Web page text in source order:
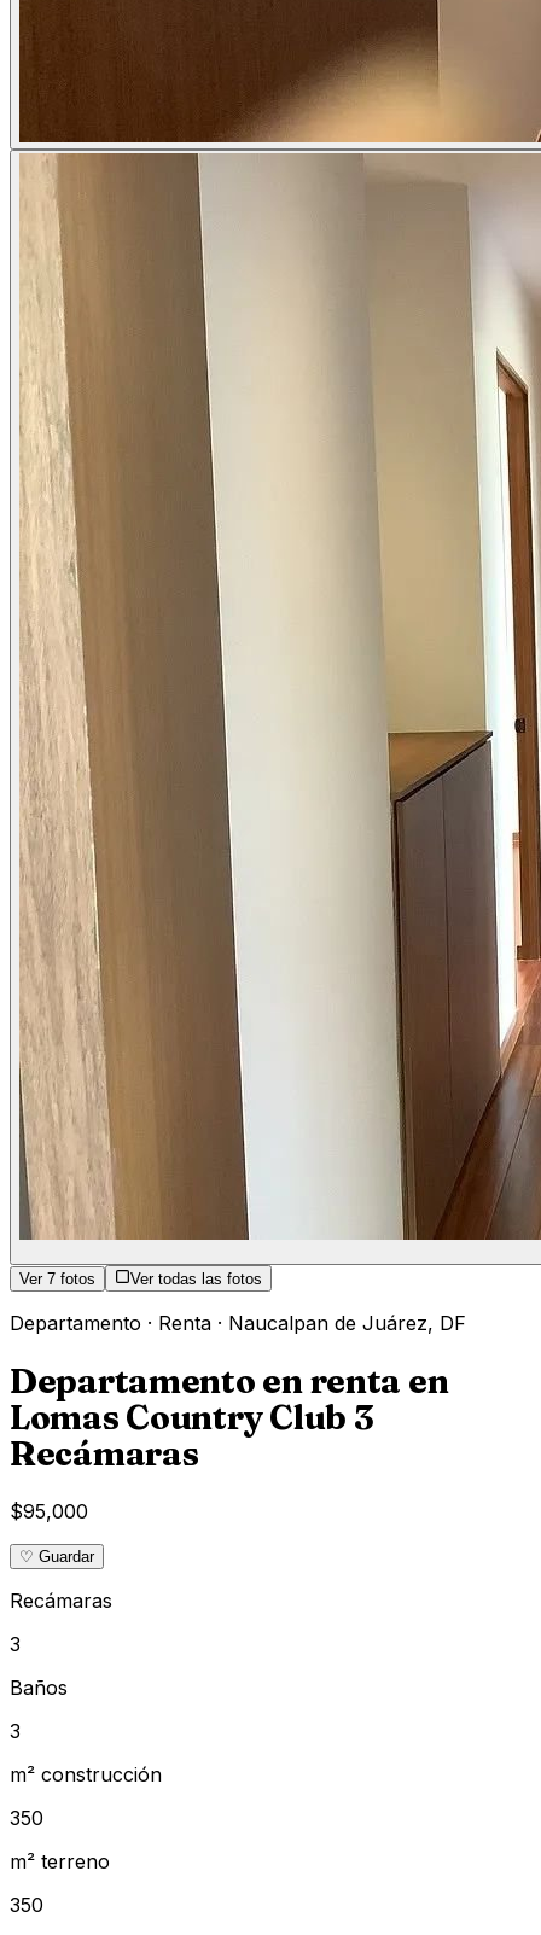
Ver 7 fotos Ver todas las fotos
Departamento · Renta · Naucalpan de Juárez, DF
Departamento en renta en
Lomas Country Club 3
Recámaras
$95,000
♡ Guardar
Recámaras
3
Baños
3
m² construcción
350
m² terreno
350